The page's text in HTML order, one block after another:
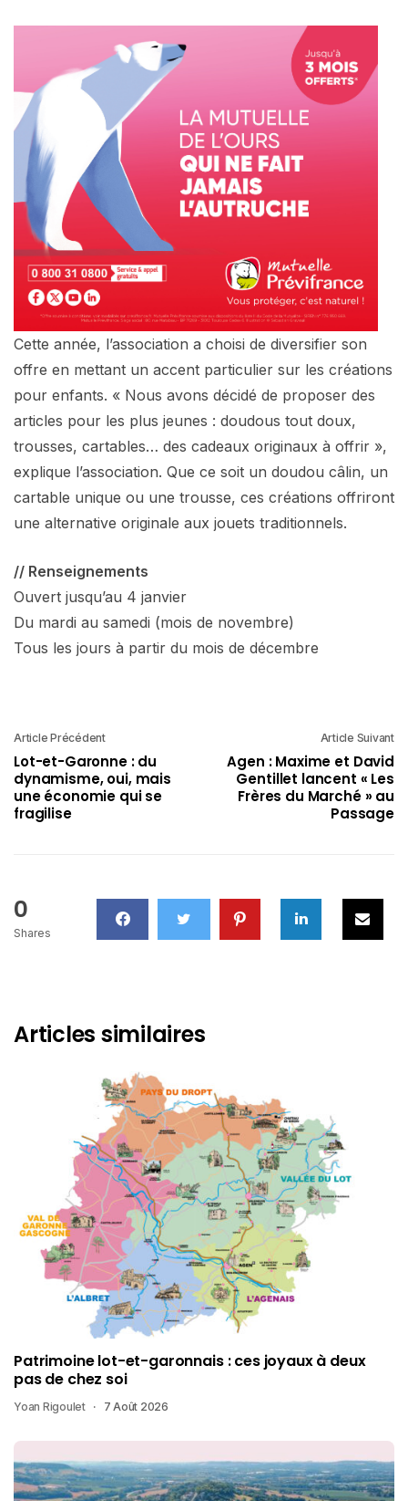
Cette année, l’association a choisi de diversifier son
offre en mettant un accent particulier sur les créations
pour enfants. « Nous avons décidé de proposer des
articles pour les plus jeunes : doudous tout doux,
trousses, cartables… des cadeaux originaux à offrir »,
explique l’association. Que ce soit un doudou câlin, un
cartable unique ou une trousse, ces créations offriront
une alternative originale aux jouets traditionnels.
// Renseignements
Ouvert jusqu’au 4 janvier
Du mardi au samedi (mois de novembre)
Tous les jours à partir du mois de décembre
Article Précédent
Lot-et-Garonne : du
dynamisme, oui, mais
une économie qui se
fragilise
Article Suivant
Agen : Maxime et David
Gentillet lancent « Les
Frères du Marché » au
Passage
0
Shares
Articles similaires
Patrimoine lot-et-garonnais : ces joyaux à deux
pas de chez soi
Yoan Rigoulet 7 Août 2026